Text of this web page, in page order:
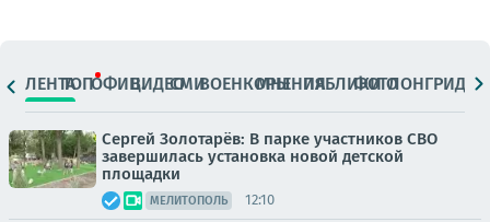
ЛЕНТАТОПОФИЦ.ВИДЕОСМИВОЕНКОРЫМНЕНИЯПАБЛИКИ
ФОТОЛОНГРИДЫ
Сергей Золотарёв: В парке участников СВО
завершилась установка новой детской
площадки
МЕЛИТОПОЛЬ 12:10